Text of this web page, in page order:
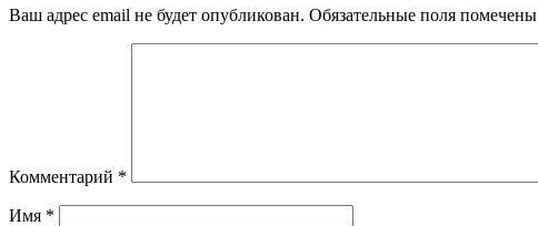
Ваш адрес email не будет опубликован. Обязательные поля помечены
Комментарий *
Имя *